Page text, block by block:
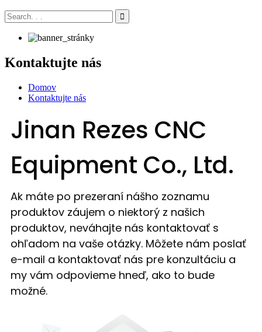
Kontaktujte nás
Domov
Kontaktujte nás
Jinan Rezes CNC
Equipment Co., Ltd.
Ak máte po prezeraní nášho zoznamu
produktov záujem o niektorý z našich
produktov, neváhajte nás kontaktovať s
ohľadom na vaše otázky. Môžete nám poslať
e-mail a kontaktovať nás pre konzultáciu a
my vám odpovieme hneď, ako to bude
možné.